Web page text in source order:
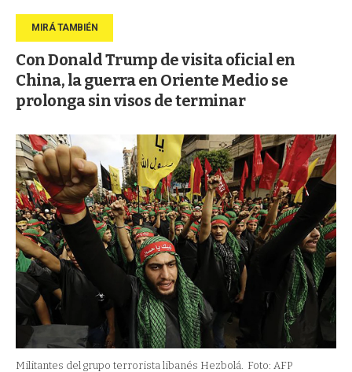
Con Donald Trump de visita oficial en
China, la guerra en Oriente Medio se
prolonga sin visos de terminar
Militantes del grupo terrorista libanés Hezbolá. Foto: AFP